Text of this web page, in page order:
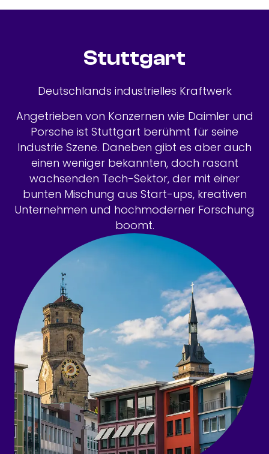
Stuttgart
Deutschlands industrielles Kraftwerk
Angetrieben von Konzernen wie Daimler und
Porsche ist Stuttgart berühmt für seine
Industrie Szene. Daneben gibt es aber auch
einen weniger bekannten, doch rasant
wachsenden Tech-Sektor, der mit einer
bunten Mischung aus Start-ups, kreativen
Unternehmen und hochmoderner Forschung
boomt.